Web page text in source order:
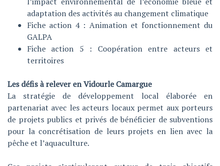
adaptation des activités au changement climatique
Fiche action 4 : Animation et fonctionnement du
GALPA
Fiche action 5 : Coopération entre acteurs et
territoires
Les défis à relever en Vidourle Camargue
La stratégie de développement local élaborée en
partenariat avec les acteurs locaux permet aux porteurs
de projets publics et privés de bénéficier de subventions
pour la concrétisation de leurs projets en lien avec la
pêche et l’aquaculture.